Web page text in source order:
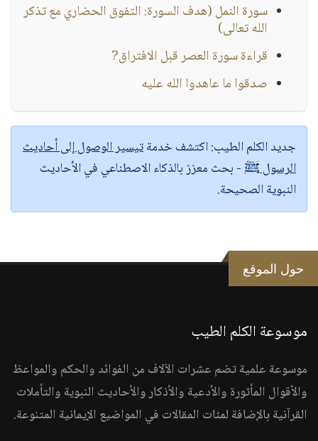
سورة النمل (هدف السورة: التفوق الحضاري مع تذكر
الله تعالى)
قراءة سورة العصر قبل الافتراق?
صدقوا ما عاهدوا الله عليه
جديد الكلم الطيب:اكتشف خدمةتيسير الوصول إلى أحاديث
الرسول ﷺ - بحث معزز بالذكاء الاصطناعي في الأحاديث
النبوية الصحيحة.
حول الموقع
موسوعة الكلم الطيب
موسوعة علمية تضم عشرات الآلاف من الفوائد والحكم والمواعظ
والأقوال المأثورة والأدعية والأذكار والأحاديث النبوية والتأملات
القرآنية بالإضافة لمئات المقالات في المواضيع الإيمانية المتنوعة.